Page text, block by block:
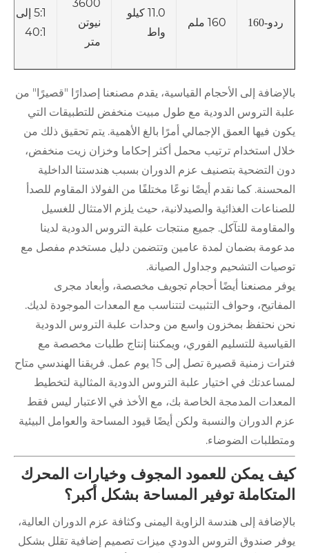
ردو-160 160 ملم
11.0 كيلو
واط
3600
نيوتن
متر
5:1 إلى
40:1
بالإضافة إلى الأحجام القياسية، يقدم مصنعنا إصدارًا "قصيرًا" من
علبة التروس الدودية مع طول مبيت منخفض للتطبيقات التي
يكون فيها العمق الإجمالي أمرًا بالغ الأهمية. يتم تحقيق ذلك من
خلال استخدام ترتيب محمل أكثر إحكاما وخزان زيت منخفض،
دون التضحية بتصنيف عزم الدوران بسبب هندستنا الداخلية
المحسنة. كما نقدم أيضًا نوعًا مختلفًا من الفولاذ المقاوم للصدأ
للصناعات الغذائية والصيدلانية، حيث يلزم الامتثال للغسيل
والمقاومة للتآكل. جميع منتجات علبة التروس الدودية لدينا
مدعومة بضمان لمدة عامين وتتضمن دليل مستخدم مفصل مع
توصيات التشحيم وجداول الصيانة.
يوفر مصنعنا أيضًا أحجام تجويف مخصصة، وأبعاد مجرى
المفاتيح، وحواف التثبيت لتتناسب مع المعدات الموجودة لديك.
نحن نحتفظ بمخزون واسع من وحدات علبة التروس الدودية
القياسية للتسليم الفوري، ويمكننا إنتاج طلبات مخصصة مع
فترات زمنية قصيرة تصل إلى 15 يوم عمل. فريقنا الهندسي متاح
لمساعدتك في اختيار علبة التروس الدودية المثالية لتخطيط
المعدات المدمجة الخاصة بك، مع الأخذ في الاعتبار ليس فقط
عزم الدوران والنسبة ولكن أيضًا قيود المساحة والعوامل البيئية
ومتطلبات الضوضاء.
كيف يمكن للعمود المجوف وخيارات المحرك
المتكاملة توفير المساحة بشكل أكبر؟
بالإضافة إلى هندسة الزاوية اليمنى وكثافة عزم الدوران العالية،
يوفر صندوق التروس الدودي ميزات تصميم إضافية تقلل بشكل